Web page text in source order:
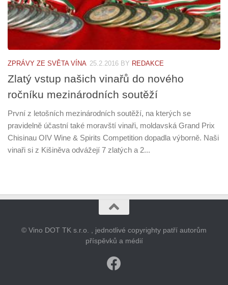
ZPRÁVY ZE SVĚTA VÍNA 25.2.2016 BY REDAKCE
Zlatý vstup našich vinařů do nového
ročníku mezinárodních soutěží
První z letošních mezinárodních soutěží, na kterých se
pravidelně účastní také moravští vinaři, moldavská Grand Prix
Chisinau OIV Wine & Spirits Competition dopadla výborně. Naši
vinaři si z Kišiněva odvážejí 7 zlatých a 2...
© Vino DOT TK s.r.o. , jednotlivé copyrighty patří autorům
příspěvků a médií